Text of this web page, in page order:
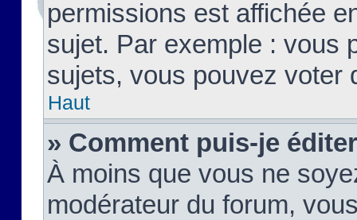
permissions est affichée
sujet. Par exemple : vous
sujets, vous pouvez voter
Haut
» Comment puis-je
À moins que vous ne
modérateur du forum,